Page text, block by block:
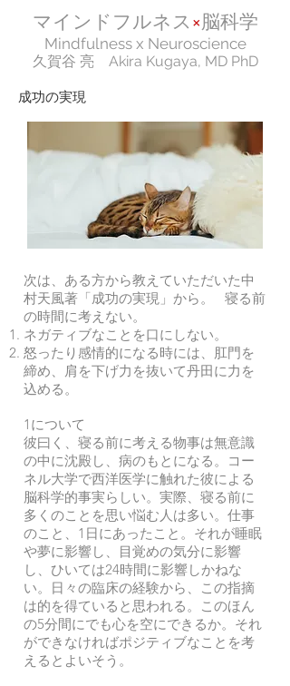
マインドフルネス ×脳科学
Mindfulness x Neuroscience
久賀谷 亮 Akira Kugaya,​ MD PhD
成功の実現
次は、ある方から教えていただいた中
村天風著「成功の実現」から。 寝る前
の時間に考えない。
ネガティブなことを口にしない。
怒ったり感情的になる時には、肛門を
締め、肩を下げ力を抜いて丹田に力を
込める。
1について
彼曰く、寝る前に考える物事は無意識
の中に沈殿し、病のもとになる。コー
ネル大学で西洋医学に触れた彼による
脳科学的事実らしい。実際、寝る前に
多くのことを思い悩む人は多い。仕事
のこと、1日にあったこと。それが睡眠
や夢に影響し、目覚めの気分に影響
し、ひいては24時間に影響しかねな
い。日々の臨床の経験から、この指摘
は的を得ていると思われる。このほん
の5分間にでも心を空にできるか。それ
ができなければポジティブなことを考
えるとよいそう。